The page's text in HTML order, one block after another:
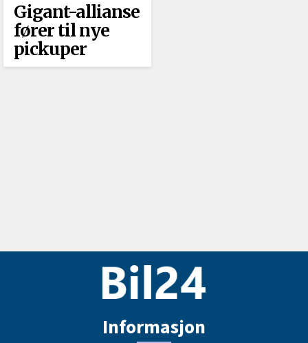
Gigant-allianse
fører til nye
pickuper
Informasjon